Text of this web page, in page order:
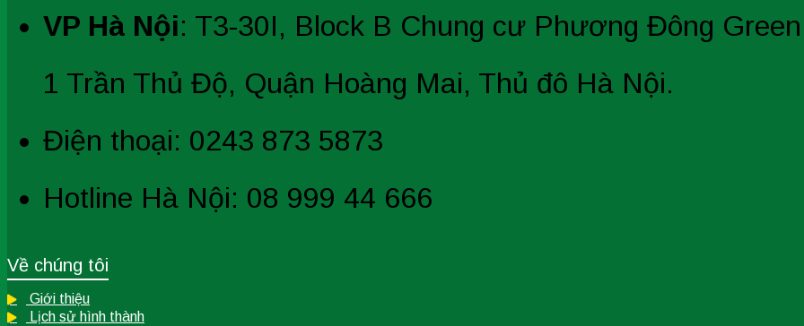
VP Hà Nội: T3-30I, Block B Chung cư Phương Đông
1 Trần Thủ Độ, Quận Hoàng Mai, Thủ đô Hà Nội.
Điện thoại: 0243 873 5873
Hotline Hà Nội: 08 999 44 666
Về chúng tôi
Giới thiệu
Lịch sử hình thành